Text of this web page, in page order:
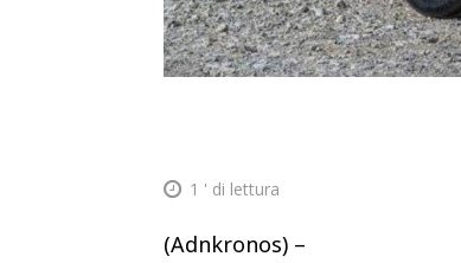
1 ' di lettura
(Adnkronos) –